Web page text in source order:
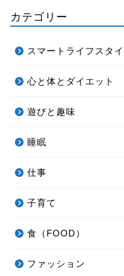
カテゴリー
スマートライフスタ
心と体とダイエット
遊びと趣味
睡眠
仕事
子育て
食（FOOD）
ファッション